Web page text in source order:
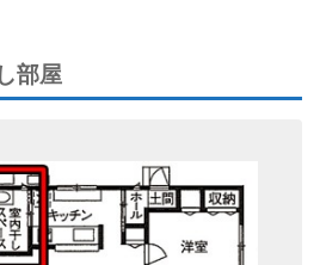
部屋